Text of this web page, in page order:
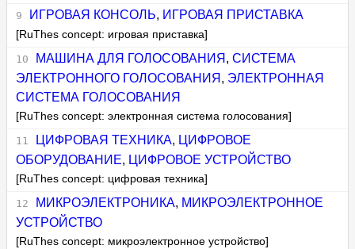
ИГРОВАЯ КОНСОЛЬ, ИГРОВАЯ ПРИСТАВКА
[RuThes concept: игровая приставка]
МАШИНА ДЛЯ ГОЛОСОВАНИЯ , СИСТЕМА
ЭЛЕКТРОННОГО ГОЛОСОВАНИЯ , ЭЛЕКТРОННАЯ
СИСТЕМА ГОЛОСОВАНИЯ
[RuThes concept: электронная система голосования]
ЦИФРОВАЯ ТЕХНИКА, ЦИФРОВОЕ
ОБОРУДОВАНИЕ, ЦИФРОВОЕ УСТРОЙСТВО
[RuThes concept: цифровая техника]
МИКРОЭЛЕКТРОНИКА, МИКРОЭЛЕКТРОННОЕ
УСТРОЙСТВО
[RuThes concept: микроэлектронное устройство]